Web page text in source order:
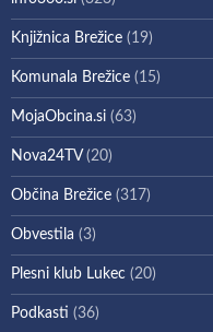
Knjižnica Brežice (19)
Komunala Brežice (15)
MojaObcina.si (63)
Nova24TV(20)
Občina Brežice (317)
Obvestila (3)
Plesni klub Lukec (20)
Podkasti (36)